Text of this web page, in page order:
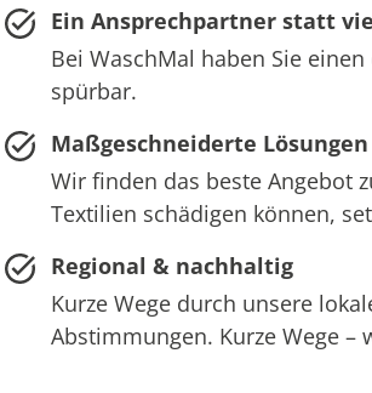
Ein Ansprechpartner statt
Bei WaschMal haben Sie
spürbar.
Maßgeschneiderte
Wir finden das beste Angebot
Textilien schädigen können,
Regional & nachhaltig
Kurze Wege durch unsere
Abstimmungen. Kurze Wege –